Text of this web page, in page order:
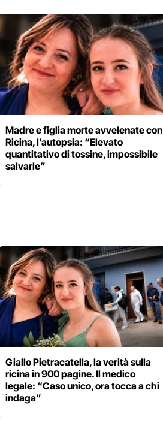
Madre e figlia morte avvelenate con
Ricina, l’autopsia: “Elevato
quantitativo di tossine, impossibile
salvarle”
Giallo Pietracatella, la verità sulla
ricina in 900 pagine. Il medico
legale: “Caso unico, ora tocca a chi
indaga”